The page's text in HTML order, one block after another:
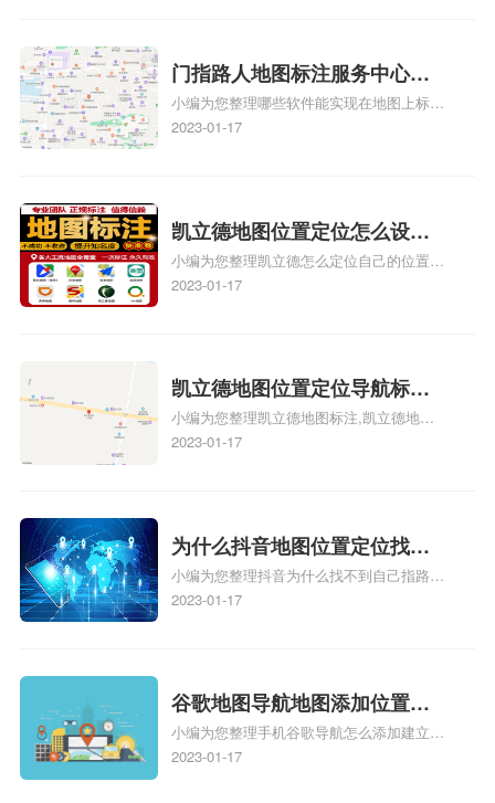
关地图标注知识，详情可查看下方正文！
门指路人地图标注服务中心地
图位置地址标记？门指路人地
图标注服务中心苹果地图位置
小编为您整理哪些软件能实现在地图上标记
门指路人地图标注服务中心位置、门指路人
门指路人地图标注服务中心地址标注上地图
怎么弄相关地图标注知识，详情可查看下方
正文！
2023-01-17
凯立德地图位置定位怎么设置
自己的指路人地图标注服务中
心名？凯立德地图位置定位怎
小编为您整理凯立德怎么定位自己的位置
啊、手机凯立德地图定位怎么设置往上走、
地图标注服务中心铺招牌相关地图标注知
识，详情可查看下方正文！
2023-01-17
凯立德地图位置定位导航标
注？凯立德地图位置定位,导航,
标注？
小编为您整理凯立德地图标注,凯立德地图
标注怎么做啊、凯立德地图标注,凯立德地
相关地图标注知识，详情可查看下方正文！
2023-01-17
为什么抖音地图位置定位找不
到了？抖音为什么找不到当前
定位了？
小编为您整理抖音为什么找不到自己指路人
地图标注服务中心铺的位置、地图位置更新
服务中心位置、抖音突然不显示定位了相关
地图标注知识，详情可查看下方正文！
2023-01-17
谷歌地图导航地图添加位置？
添加谷歌地图导航位置？
小编为您整理手机谷歌导航怎么添加建立多
人位置、如何在地图，谷歌地图添加公司位
2023-01-17